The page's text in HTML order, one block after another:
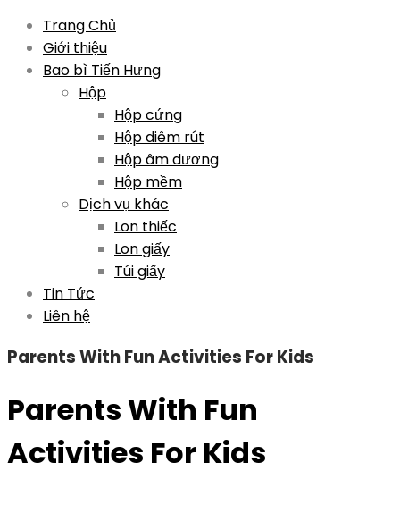
Skip
content
Trang Chủ
Giới thiệu
Bao bì Tiến Hưng
Hộp
Hộp cứng
Hộp diêm rút
Hộp âm dương
Hộp mềm
Dịch vụ khác
Lon thiếc
Lon giấy
Túi giấy
Tin Tức
Liên hệ
Parents With Fun Activities For Kids
Parents With Fun
Activities For Kids